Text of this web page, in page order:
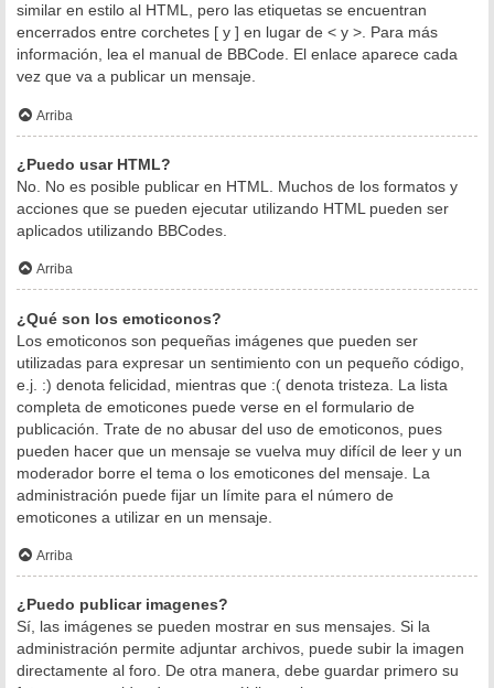
similar en estilo al HTML, pero las etiquetas se encuentran
encerrados entre corchetes [ y ] en lugar de < y >. Para más
información, lea el manual de BBCode. El enlace aparece cada
vez que va a publicar un mensaje.
Arriba
¿Puedo usar HTML?
No. No es posible publicar en HTML. Muchos de los formatos y
acciones que se pueden ejecutar utilizando HTML pueden ser
aplicados utilizando BBCodes.
Arriba
¿Qué son los emoticonos?
Los emoticonos son pequeñas imágenes que pueden ser
utilizadas para expresar un sentimiento con un pequeño código,
e.j. :) denota felicidad, mientras que :( denota tristeza. La lista
completa de emoticones puede verse en el formulario de
publicación. Trate de no abusar del uso de emoticonos, pues
pueden hacer que un mensaje se vuelva muy difícil de leer y un
moderador borre el tema o los emoticones del mensaje. La
administración puede fijar un límite para el número de
emoticones a utilizar en un mensaje.
Arriba
¿Puedo publicar imagenes?
Sí, las imágenes se pueden mostrar en sus mensajes. Si la
administración permite adjuntar archivos, puede subir la imagen
directamente al foro. De otra manera, debe guardar primero su